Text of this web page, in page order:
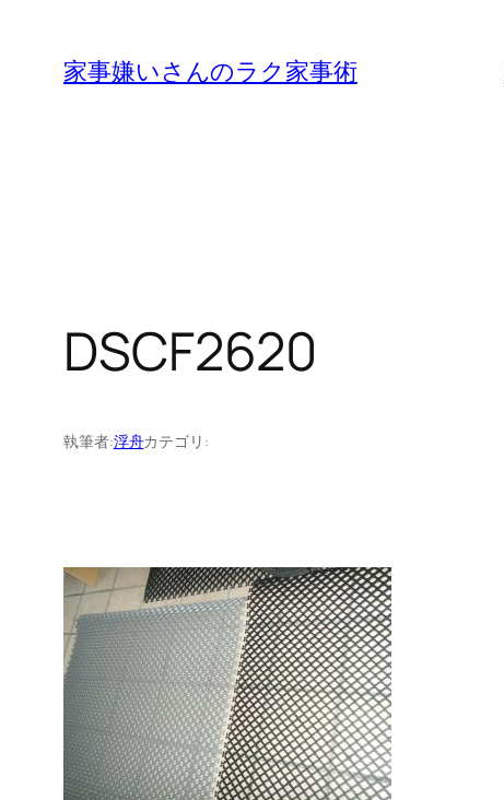
家事嫌いさんのラク家事術
DSCF2620
執筆者:浮舟カテゴリ: